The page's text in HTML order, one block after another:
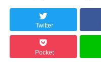
Twitter
Pocket